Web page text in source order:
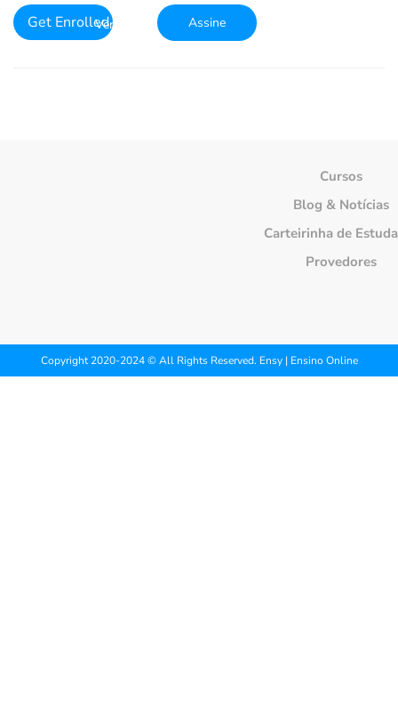
Get Enrolled
Cursos
Blog & Notícias
Carteirinha de
Provedores
Copyright 2020-2024 © All Rights Reserved. Ensy | Ensino Online